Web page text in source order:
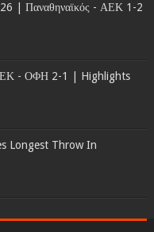
26 | Παναθηναϊκός - ΑΕΚ 1-2
- ΟΦΗ 2-1 | Highlights
Longest Throw In